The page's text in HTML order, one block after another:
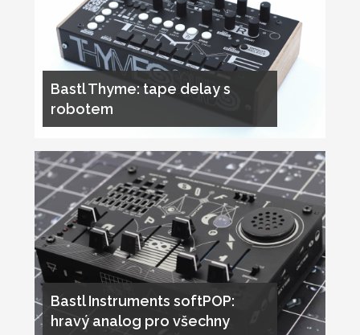
Bastl Thyme: tape delay s
robotem
Bastl Instruments softPOP:
hravý analog pro všechny